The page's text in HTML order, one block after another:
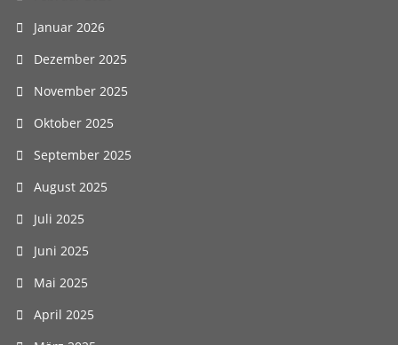
Januar 2026
Dezember 2025
November 2025
Oktober 2025
September 2025
August 2025
Juli 2025
Juni 2025
Mai 2025
April 2025